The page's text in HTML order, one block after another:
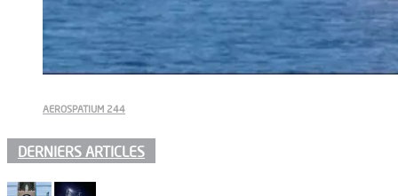
AEROSPATIUM 244
DERNIERS ARTICLES